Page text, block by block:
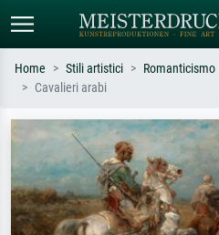
Cerca per artista, titolo o stile – es.
Monet, Notte stellata,
Impressionismo, onda di Hokusai,
nudo.
Home Stili artistici Romanticismo
Cavalieri arabi